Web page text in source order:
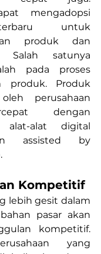
mengadopsi
untuk
produk dan
Salah satunya
pada proses
produk. Produk
perusahaan
dengan
alat-alat digital
assisted by
Kompetitif
lebih gesit dalam
pasar akan
kompetitif.
yang